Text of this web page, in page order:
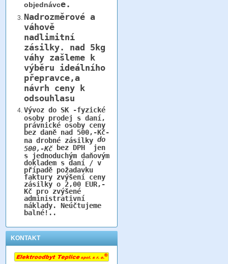
objednávce.
Nadrozměrové a
váhově
nadlimitní
zásilky. nad 5kg
váhy zašleme k
výběru ideálního
přepravce,a
návrh ceny k
odsouhlasu
Vývoz do SK -fyzické
osoby prodej s daní,
právnické osoby ceny
bez daně nad 500,-Kč-
na drobné zásilky do
500,-Kčbez DPH jen
s jednoduchým daňovým
dokladem s daní / v
případě požadavku
faktury zvýšení ceny
zásilky o 2,00 EUR,-
Kč pro zvýšené
administrativní
náklady. Neúčtujeme
balné!..
KONTAKT